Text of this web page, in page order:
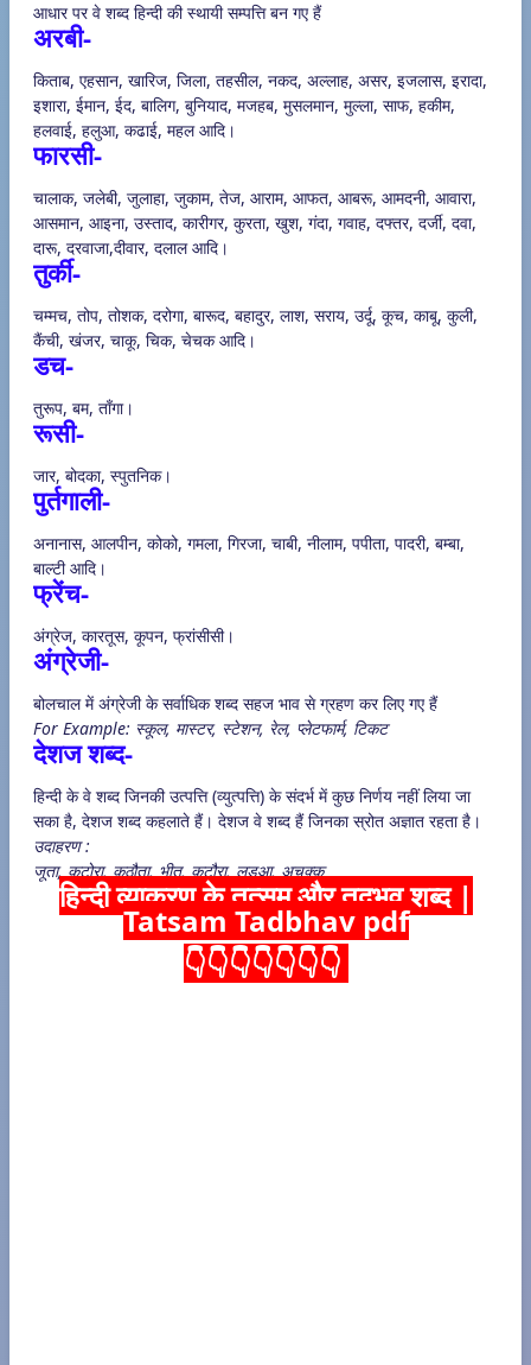
आधार पर वे शब्द हिन्दी की स्थायी सम्पत्ति बन गए हैं
अरबी-
किताब, एहसान, खारिज, जिला, तहसील, नकद, अल्लाह, असर, इजलास, इरादा,
इशारा, ईमान, ईद, बालिग, बुनियाद, मजहब, मुसलमान, मुल्ला, साफ, हकीम,
हलवाई, हलुआ, कढाई, महल आदि।
फारसी-
चालाक, जलेबी, जुलाहा, जुकाम, तेज, आराम, आफत, आबरू, आमदनी, आवारा,
आसमान, आइना, उस्ताद, कारीगर, कुरता, खुश, गंदा, गवाह, दफ्तर, दर्जी, दवा,
दारू, दरवाजा,दीवार, दलाल आदि।
तुर्की-
चम्मच, तोप, तोशक, दरोगा, बारूद, बहादुर, लाश, सराय, उर्दू, कूच, काबू, कुली,
कैंची, खंजर, चाकू, चिक, चेचक आदि।
डच-
तुरूप, बम, ताँगा।
रूसी-
जार, बोदका, स्पुतनिक।
पुर्तगाली-
अनानास, आलपीन, कोको, गमला, गिरजा, चाबी, नीलाम, पपीता, पादरी, बम्बा,
बाल्टी आदि।
फ्रेंच-
अंग्रेज, कारतूस, कूपन, फ्रांसीसी।
अंग्रेजी-
बोलचाल में अंग्रेजी के सर्वाधिक शब्द सहज भाव से ग्रहण कर लिए गए हैं
For Example: स्कूल, मास्टर, स्टेशन, रेल, प्लेटफार्म, टिकट
देशज शब्द-
हिन्दी के वे शब्द जिनकी उत्पत्ति (व्युत्पत्ति) के संदर्भ में कुछ निर्णय नहीं लिया जा
सका है, देशज शब्द कहलाते हैं। देशज वे शब्द हैं जिनका स्रोत अज्ञात रहता है।
उदाहरण :
जूता, कटोरा, कठौता, भीत, कटौरा, लडुआ, अचक्क
हिन्दी व्याकरण के तत्सम और तदभव शब्द |
Tatsam Tadbhav pdf
👇👇👇👇👇👇👇